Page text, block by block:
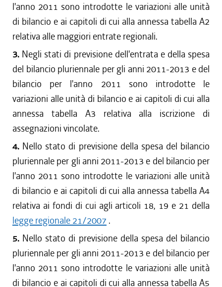
l'anno 2011 sono introdotte le variazioni alle unità
di bilancio e ai capitoli di cui alla annessa tabella A2
relativa alle maggiori entrate regionali.
3. Negli stati di previsione dell'entrata e della spesa
del bilancio pluriennale per gli anni 2011-2013 e del
bilancio per l'anno 2011 sono introdotte le
variazioni alle unità di bilancio e ai capitoli di cui alla
annessa tabella A3 relativa alla iscrizione di
assegnazioni vincolate.
4. Nello stato di previsione della spesa del bilancio
pluriennale per gli anni 2011-2013 e del bilancio per
l'anno 2011 sono introdotte le variazioni alle unità
di bilancio e ai capitoli di cui alla annessa tabella A4
relativa ai fondi di cui agli articoli 18, 19 e 21 della
legge regionale 21/2007 .
5. Nello stato di previsione della spesa del bilancio
pluriennale per gli anni 2011-2013 e del bilancio per
l'anno 2011 sono introdotte le variazioni alle unità
di bilancio e ai capitoli di cui alla annessa tabella A5